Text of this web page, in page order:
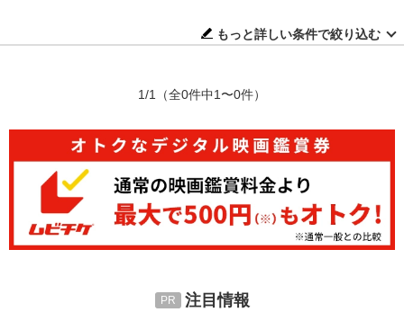
もっと詳しい条件で絞り込む
1/1 （全0件中1〜0件）
注目情報